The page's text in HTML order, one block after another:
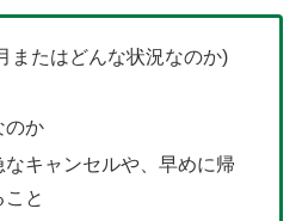
またはどんな状況なのか)
のか
キャンセルや、早めに帰
と